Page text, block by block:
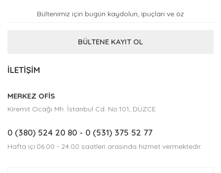
BÜLTENE KAYIT OL
İLETİŞİM
MERKEZ OFİS
Kiremit Ocağı Mh. İstanbul Cd. No:101, DÜZCE
0 (380) 524 20 80 - 0 (531) 375 52 77
Hafta içi:06.00 - 24.00 saatleri arasında hizmet vermektedir.